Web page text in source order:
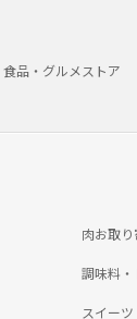
食品・グルメストア
肉お取
調味料
スイーツ